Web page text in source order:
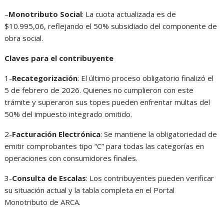
–Monotributo Social: La cuota actualizada es de
$10.995,06, reflejando el 50% subsidiado del componente de
obra social.
Claves para el contribuyente
1-Recategorización: El último proceso obligatorio finalizó el
5 de febrero de 2026. Quienes no cumplieron con este
trámite y superaron sus topes pueden enfrentar multas del
50% del impuesto integrado omitido.
2-Facturación Electrónica: Se mantiene la obligatoriedad de
emitir comprobantes tipo “C” para todas las categorías en
operaciones con consumidores finales.
3-Consulta de Escalas: Los contribuyentes pueden verificar
su situación actual y la tabla completa en el Portal
Monotributo de ARCA.